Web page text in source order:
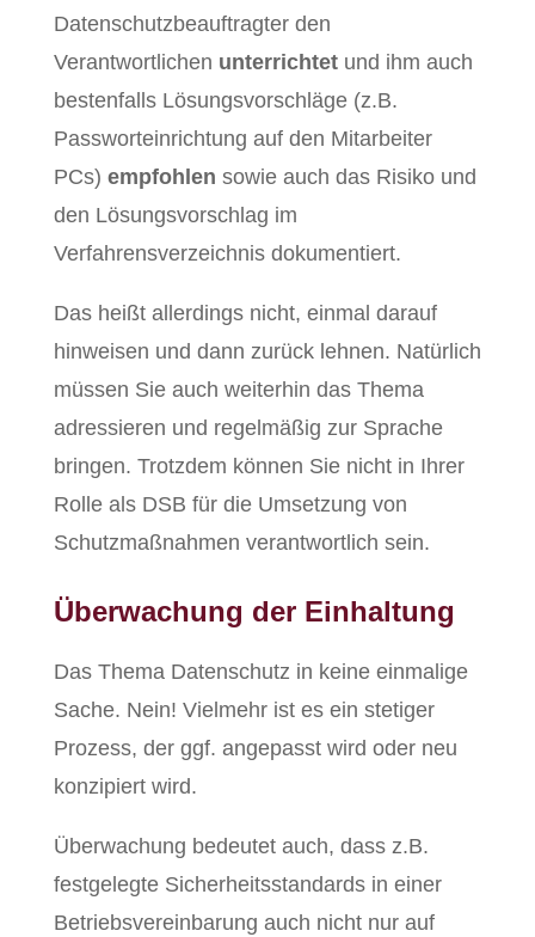
Datenschutzbeauftragter den
Verantwortlichen unterrichtet und ihm auch
bestenfalls Lösungsvorschläge (z.B.
Passworteinrichtung auf den Mitarbeiter
PCs) empfohlen sowie auch das Risiko und
den Lösungsvorschlag im
Verfahrensverzeichnis dokumentiert.
Das heißt allerdings nicht, einmal darauf
hinweisen und dann zurück lehnen. Natürlich
müssen Sie auch weiterhin das Thema
adressieren und regelmäßig zur Sprache
bringen. Trotzdem können Sie nicht in Ihrer
Rolle als DSB für die Umsetzung von
Schutzmaßnahmen verantwortlich sein.
Überwachung der Einhaltung
Das Thema Datenschutz in keine einmalige
Sache. Nein! Vielmehr ist es ein stetiger
Prozess, der ggf. angepasst wird oder neu
konzipiert wird.
Überwachung bedeutet auch, dass z.B.
festgelegte Sicherheitsstandards in einer
Betriebsvereinbarung auch nicht nur auf